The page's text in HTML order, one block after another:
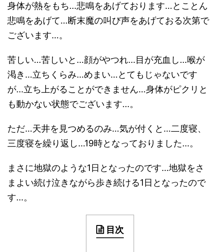
身体が熱をもち…悲鳴をあげております…とことん
悲鳴をあげて…断末魔の叫び声をあげておる次第で
ございます…。
苦しい…苦しいと…顔がやつれ…目が充血し…喉が
渇き…立ちくらみ…めまい…とてもじゃないです
が…立ち上がることができません…身体がピクリと
も動かない状態でございます…。
ただ…天井を見つめるのみ…気が付くと…二度寝、
三度寝を繰り返し…19時となっておりました…。
まさに地獄のような1日となったのです…地獄をさ
まよい続け泣きながら歩き続ける1日となったので
す…。
目次